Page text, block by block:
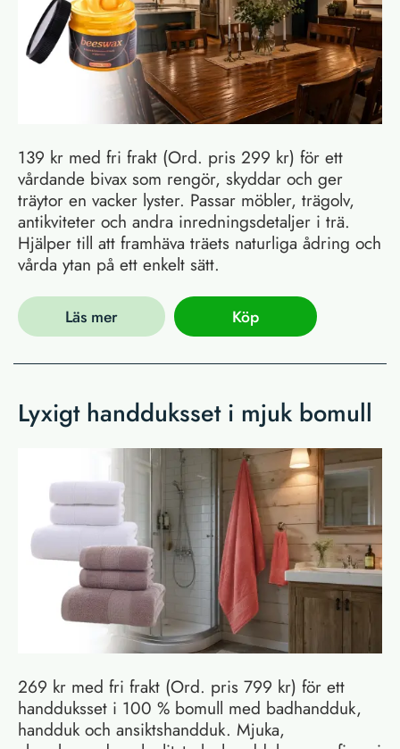
139 kr med fri frakt (Ord. pris 299 kr) för ett
vårdande bivax som rengör, skyddar och ger
träytor en vacker lyster. Passar möbler, trägolv,
antikviteter och andra inredningsdetaljer i trä.
Hjälper till att framhäva träets naturliga ådring och
vårda ytan på ett enkelt sätt.
Läs mer Köp
Lyxigt handduksset i mjuk bomull
269 kr med fri frakt (Ord. pris 799 kr) för ett
handduksset i 100 % bomull med badhandduk,
handduk och ansiktshandduk. Mjuka,